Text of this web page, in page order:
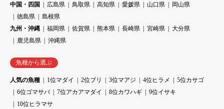
中国・四国
広島県 鳥取県 高知県 愛媛県 山口県
岡山県
徳島県
島根県
九州・沖縄
福岡県 佐賀県 熊本県 長崎県 宮崎県
大分県
鹿児島県
沖縄県
魚種から選ぶ
人気の魚種 1位マダイ 2位ブリ 3位マアジ 4位ヒラメ
5位カサゴ
6位ゴマサバ
7位アカアマダイ 8位カワハギ
9位イサキ
10位ヒラマサ